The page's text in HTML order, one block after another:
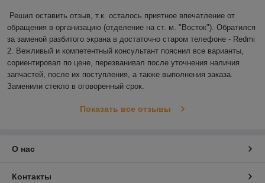
Решил оставить отзыв, т.к. осталось приятное впечатление от
обращения в организацию (отделение на ст. м. "Восток"). Обратился
за заменой разбитого экрана в достаточно старом телефоне - Redmi
2. Вежливый и компетентный консультант пояснил все варианты,
сориентировал по цене, перезванивал после уточнения наличия
запчастей, после их поступления, а также выполнения заказа.
Заменили стекло в оговоренный срок.
Показать все отзывы
О нас
Контакты